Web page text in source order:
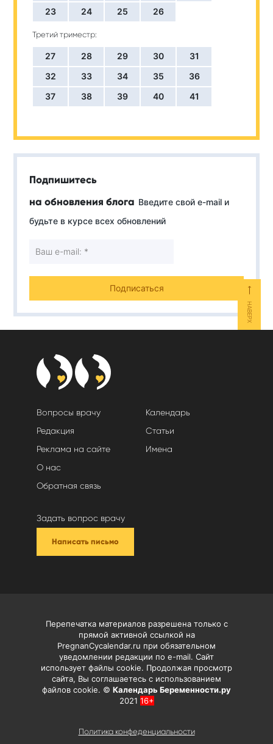
23
24 25 26
Третий триместр:
27 28 29 30
31
32
33 34 35
36
37
38 39 40 41
Подпишитесь
на обновления блога Введите свой e-mail и
будьте в курсе всех обновлений
⟵
НАВЕРХ
Вопросы врачу
Редакция
Реклама на сайте
О нас
Обратная связь
Календарь
Статьи
Имена
Задать вопрос врачу
Написать письмо
Перепечатка материалов разрешена только с
прямой активной ссылкой на
PregnanCycalendar.ru при обязательном
уведомлении редакции по e-mail. Сайт
использует файлы cookie. Продолжая просмотр
сайта, Вы соглашаетесь с использованием
файлов cookie. © Календарь Беременности.ру
2021 16+
Политика конфеденциальности